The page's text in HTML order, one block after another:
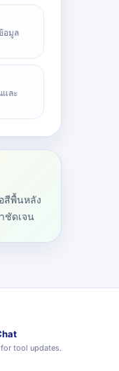
อมูล
และ
สีพื้นหลัง
ชัดเจน
for tool updates.